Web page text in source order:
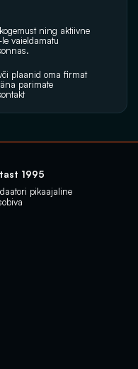
ning aktiivne
vaieldamatu
plaanid oma firmat
parimate
1995
pikaajaline